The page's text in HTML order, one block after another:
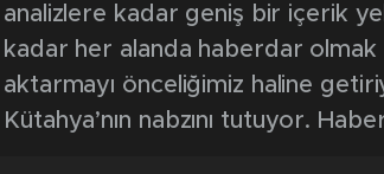
analizlere kadar geniş bir içerik
kadar her alanda haberdar olmak
aktarmayı önceliğimiz haline
Kütahya’nın nabzını tutuyor.